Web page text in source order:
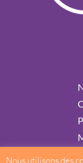
Nous utilisons des